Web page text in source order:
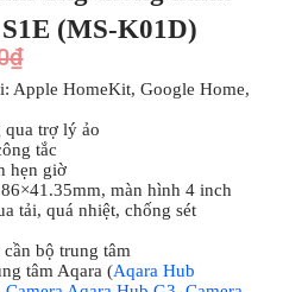
(MS-K01D)
₫
Apple HomeKit, Google Home,
trợ lý ảo
tắc
hẹn giờ
màn hình 4 inch
tải, quá nhiệt, chống sét
bộ trung tâm
tâm Aqara (Aqara Hub